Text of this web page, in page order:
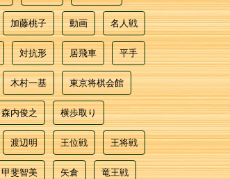
加藤桃子 動画 名人戦
対抗形 居飛車 平手
木村一基 東京将棋会館
森内俊之 横歩取り
渡辺明 王位戦 王将戦
甲斐智美 矢倉 竜王戦